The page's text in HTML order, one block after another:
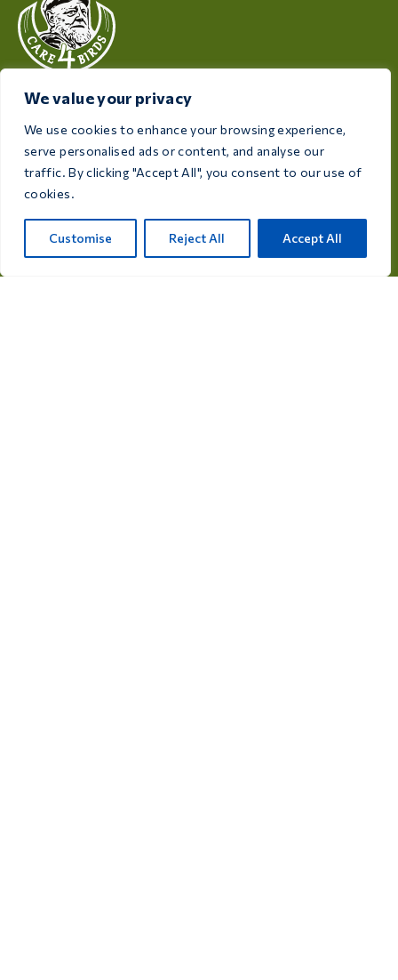
We value your privacy
We use cookies to enhance your browsing experience,
serve personalised ads or content, and analyse our
traffic. By clicking "Accept All", you consent to our use of
cookies.
Customise Reject All Accept All
Компания Care 4 Birds, заботящаяся о здоровье и
высококачественную продукцию, разработанную
с учетом потребностей каждого птицевода и
любителя птиц.
Рейксвег, 28а, 7975 RT Уффелте, Нидерланды
info@care4bird.nl